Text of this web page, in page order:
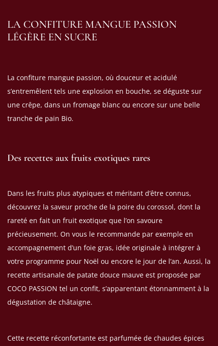
(1 avis)
LA CONFITURE MANGUE PASSION
LÉGÈRE EN SUCRE
La confiture mangue passion, où douceur et acidulé
s’entremêlent tels une explosion en bouche, se déguste sur
une crêpe, dans un fromage blanc ou encore sur une belle
tranche de pain Bio.
Des recettes aux fruits exotiques rares
Dans les fruits plus atypiques et méritant d’être connus,
découvrez la saveur proche de la poire du corossol, dont la
rareté en fait un fruit exotique que l’on savoure
précieusement. On vous le recommande par exemple en
accompagnement d’un foie gras, idée originale à intégrer à
votre programme pour Noël ou encore le jour de l’an. Aussi, la
recette artisanale de patate douce mauve est proposée par
COCO PASSION tel un confit, s’apparentant étonnamment à la
dégustation de châtaigne.
Cette recette réconfortante est parfumée de chaudes épices